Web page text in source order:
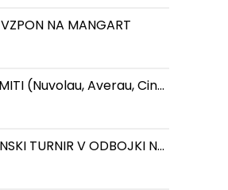
VZPON NA MANGART
DOLOMITI (Nuvolau, Averau, Cinque Torri, Lago Federa)
DRUŽINSKI TURNIR V ODBOJKI NA MIVKI